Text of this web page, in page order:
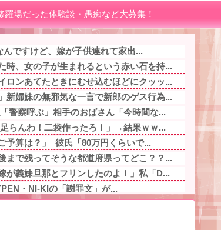
羅場だった体験談・愚痴など大募集！
ですけど、嫁が子供連れて家出...
時、女の子が生まれるという赤い石を持...
ロンあてたときにむせ込むほどにクッッ...
新婦妹の無邪気な一言で新郎のゲス行為...
警察呼ぶ」相手のおばさん「今時間な...
らんわ！二袋作ったろ！」→結果ｗｗ...
算は？」 彼氏「80万円くらいで...
まで残ってそうな都道府県ってどこ？？...
が義妹旦那とフリンしたのよ！」私「D...
・NI-KIの「謝罪文」が...
硬くなって美味しく無くなる』って怒ら...
）、流石にアレすぎて賛否両論の大...